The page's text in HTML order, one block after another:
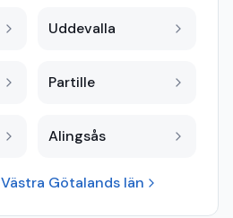
Uddevalla
Partille
Alingsås
Västra Götalands län